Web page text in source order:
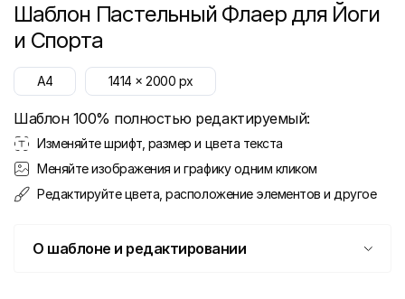
Шаблон Пастельный Флаер для Йоги
и Спорта
A4 1414 x2000 px
Шаблон 100% полностью редактируемый:
Изменяйте шрифт, размер и цвета текста
Меняйте изображения и графику одним кликом
Редактируйте цвета, расположение элементов и другое
О шаблоне и редактировании